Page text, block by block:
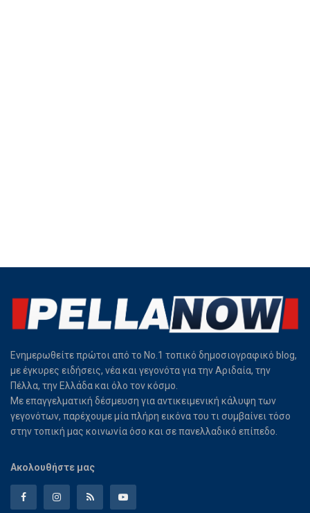
Ενημερωθείτε πρώτοι από το Νο.1 τοπικό δημοσιογραφικό blog,
με έγκυρες ειδήσεις, νέα και γεγονότα για την Αριδαία, την
Πέλλα, την Ελλάδα και όλο τον κόσμο.
Με επαγγελματική δέσμευση για αντικειμενική κάλυψη των
γεγονότων, παρέχουμε μία πλήρη εικόνα του τι συμβαίνει τόσο
στην τοπική μας κοινωνία όσο και σε πανελλαδικό επίπεδο.
Ακολουθήστε μας